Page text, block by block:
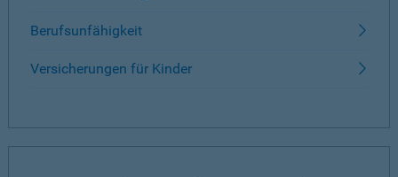
Berufsunfähigkeit
Versicherungen für Kinder